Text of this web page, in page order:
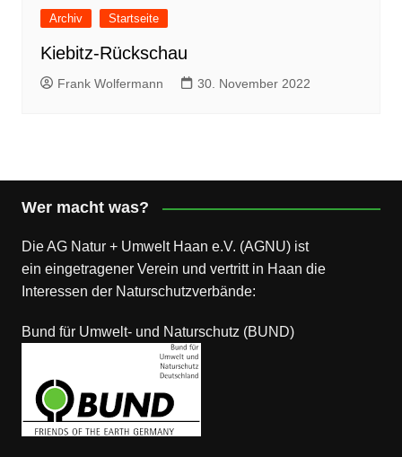
Archiv Startseite
Kiebitz-Rückschau
Frank Wolfermann 30. November 2022
Wer macht was?
Die AG Natur + Umwelt Haan e.V. (AGNU) ist
ein eingetragener Verein und vertritt in Haan die
Interessen der Naturschutzverbände:
Bund für Umwelt- und Naturschutz (BUND)